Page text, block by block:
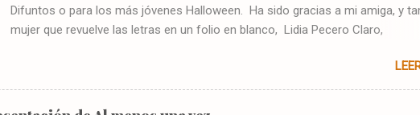
Difuntos o para los más jóvenes Halloween. Ha sido gracias a mi amiga, y
mujer que revuelve las letras en un folio en blanco, Lidia Pecero Claro,
oportunidad de leerlo en este blog. Autoras: Lidia Pecero y
Solís. HUMO Simon Steel frunció el ceño mientras
visionaba las grabaciones de las cámaras que su equipo había instalado en la